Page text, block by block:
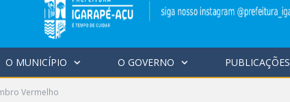
O MUNICÍPIO O GOVERNO PUBLICAÇÕES
Vermelho